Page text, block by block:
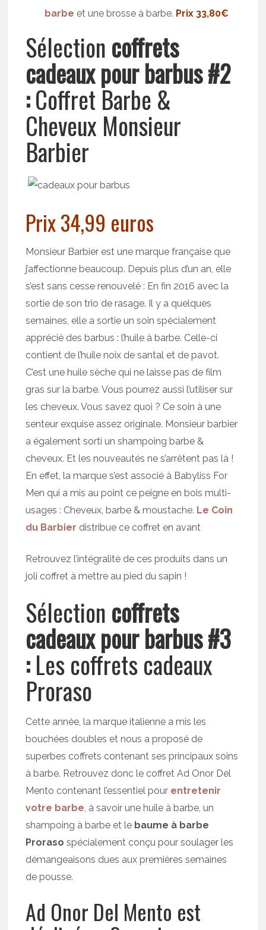
barbe et une brosse à barbe. Prix 33,80€
Sélection coffrets
cadeaux pour barbus #2
:Coffret Barbe &
Cheveux Monsieur
Barbier
Prix 34,99 euros
Monsieur Barbier est une marque française que
j’affectionne beaucoup. Depuis plus d’un an, elle
s’est sans cesse renouvelé : En fin 2016 avec la
sortie de son trio de rasage. Il y a quelques
semaines, elle a sortie un soin spécialement
apprécié des barbus : l’huile à barbe. Celle-ci
contient de l’huile noix de santal et de pavot.
C’est une huile sèche qui ne laisse pas de film
gras sur la barbe. Vous pourrez aussi l’utiliser sur
les cheveux. Vous savez quoi ? Ce soin à une
senteur exquise assez originale. Monsieur barbier
a également sorti un shampoing barbe &
cheveux. Et les nouveautés ne s’arrêtent pas là !
En effet, la marque s’est associé à Babyliss For
Men qui a mis au point ce peigne en bois multi-
usages : Cheveux, barbe & moustache. Le Coin
du Barbier distribue ce coffret en avant
Retrouvez l’intégralité de ces produits dans un
joli coffret à mettre au pied du sapin !
Sélection coffrets
cadeaux pour barbus #3
:Les coffrets cadeaux
Proraso
Cette année, la marque italienne a mis les
bouchées doubles et nous a proposé de
superbes coffrets contenant ses principaux soins
à barbe. Retrouvez donc le coffret Ad Onor Del
Mento contenant l’essentiel pour entretenir
votre barbe, à savoir une huile à barbe, un
shampoing à barbe et le baume à barbe
Proraso spécialement conçu pour soulager les
démangeaisons dues aux premières semaines
de pousse.
Ad Onor Del Mento est